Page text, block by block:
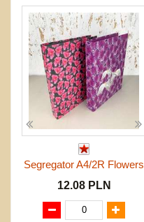
Segregator A4/2R Flowers
12.08 PLN